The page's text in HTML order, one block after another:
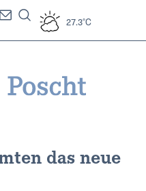
27.3°C
das neue